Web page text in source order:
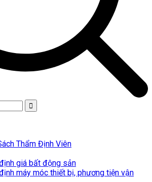
Thẩm Định Viên
giá bất động sản
máy móc thiết bị, phương tiện vận